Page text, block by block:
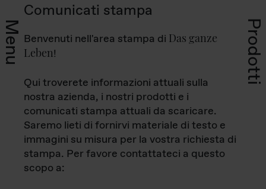
Menu Prodotti
Comunicati stampa
Benvenuti nell'area stampa di Das ganze
Leben!
Qui troverete informazioni attuali sulla
nostra azienda, i nostri prodotti e i
comunicati stampa attuali da scaricare.
Saremo lieti di fornirvi materiale di testo e
immagini su misura per la vostra richiesta di
stampa. Per favore contattateci a questo
scopo a: